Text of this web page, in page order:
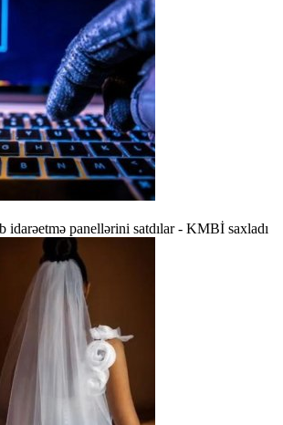
idarəetmə panellərini satdılar - KMBİ saxladı